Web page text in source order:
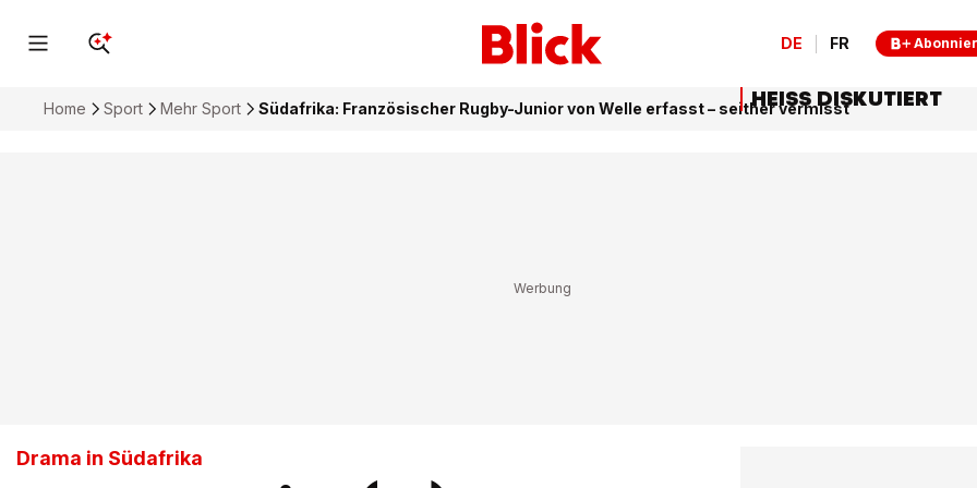
DE FR
Home Sport Mehr Sport Südafrika: Französischer Rugby-Junior von Welle erfasst – seither vermisst
Drama in Südafrika
HEISS DISKUTIERT